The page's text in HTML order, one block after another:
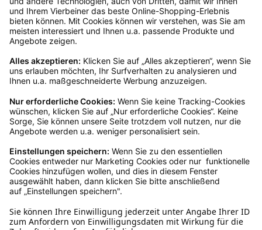
Kundenservice
Mo – Fr 9 – 17 Uhr, Sa 9 – 13 Uhr
Ruf uns an
04942-60 64 080
Schreibe uns
verkauf@schecker.de
WhatsApp Support